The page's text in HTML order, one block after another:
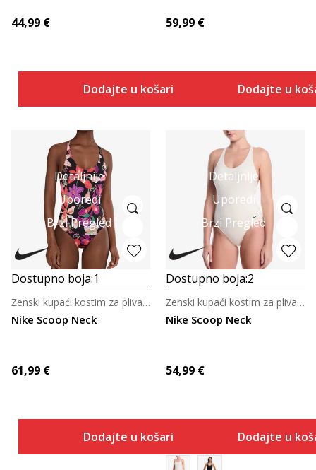
44,99 €
Dodajte u košaricu
59,99 €
Dodajte u
Detaljnije
Uporedi
Brzi Pregled
Dostupno boja:1
Nike Scoop Neck
Ženski kupaći kostim za plivanje
61,99 €
Dodajte u košaricu
Detaljnije
Uporedi
Brzi Pregled
Dostupno boja:2
Nike Scoop Neck
Ženski kupaći kostim za plivanje
54,99 €
Dodajte u